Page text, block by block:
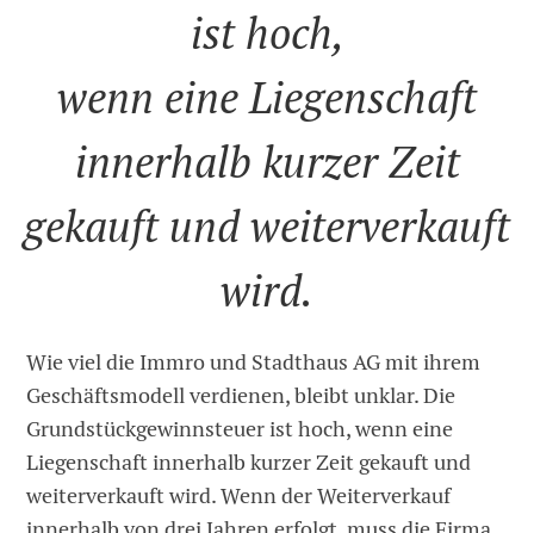
ist hoch,
wenn eine Liegenschaft
innerhalb kurzer Zeit
gekauft und weiterverkauft
wird.
Wie viel die Immro und Stadthaus AG mit ihrem
Geschäftsmodell verdienen, bleibt unklar. Die
Grundstückgewinnsteuer ist hoch, wenn eine
Liegenschaft innerhalb kurzer Zeit gekauft und
weiterverkauft wird. Wenn der Weiterverkauf